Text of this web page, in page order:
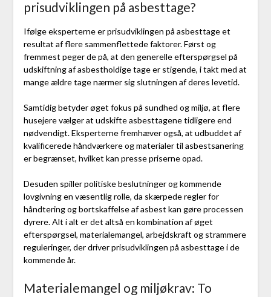
prisudviklingen på asbesttage?
Ifølge eksperterne er prisudviklingen på asbesttage et
resultat af flere sammenflettede faktorer. Først og
fremmest peger de på, at den generelle efterspørgsel på
udskiftning af asbestholdige tage er stigende, i takt med at
mange ældre tage nærmer sig slutningen af deres levetid.
Samtidig betyder øget fokus på sundhed og miljø, at flere
husejere vælger at udskifte asbesttagene tidligere end
nødvendigt. Eksperterne fremhæver også, at udbuddet af
kvalificerede håndværkere og materialer til asbestsanering
er begrænset, hvilket kan presse priserne opad.
Desuden spiller politiske beslutninger og kommende
lovgivning en væsentlig rolle, da skærpede regler for
håndtering og bortskaffelse af asbest kan gøre processen
dyrere. Alt i alt er det altså en kombination af øget
efterspørgsel, materialemangel, arbejdskraft og strammere
reguleringer, der driver prisudviklingen på asbesttage i de
kommende år.
Materialemangel og miljøkrav: To